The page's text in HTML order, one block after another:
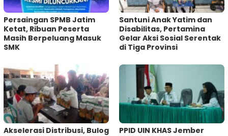
Persaingan SPMB Jatim
Ketat, Ribuan Peserta
Masih Berpeluang Masuk
SMK
Santuni Anak Yatim dan
Disabilitas, Pertamina
Gelar Aksi Sosial Serentak
di Tiga Provinsi
Akselerasi Distribusi, Bulog
PPID UIN KHAS Jember